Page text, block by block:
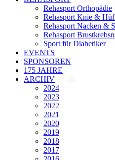
Rehasport Orthopädie
Rehasport Knie &
Rehasport Nacken &
Rehasport
Sport für Diabetiker
EVENTS
SPONSOREN
175 JAHRE
ARCHIV
2024
2023
2022
2021
2020
2019
2018
2017